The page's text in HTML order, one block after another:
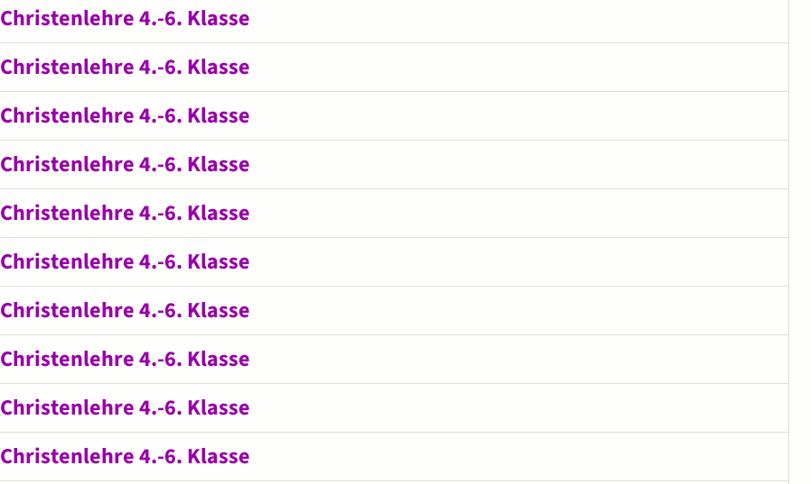
Christenlehre 4.-6. Klasse
Christenlehre 4.-6. Klasse
Christenlehre 4.-6. Klasse
Christenlehre 4.-6. Klasse
Christenlehre 4.-6. Klasse
Christenlehre 4.-6. Klasse
Christenlehre 4.-6. Klasse
Christenlehre 4.-6. Klasse
Christenlehre 4.-6. Klasse
Christenlehre 4.-6. Klasse